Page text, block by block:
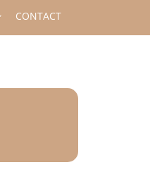
CONTACT